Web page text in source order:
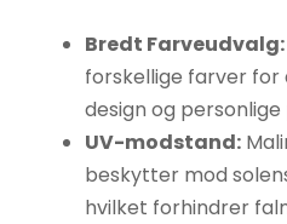
Bredt Farveudvalg:
forskellige farver
design og
UV-modstand:
beskytter mod
hvilket forhindrer